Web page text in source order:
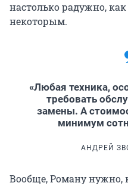
настолько радужно,
некоторым.
«Любая техника,
требовать
замены. А
минимум
АНДРЕЙ
Вообще, Роману нужно,